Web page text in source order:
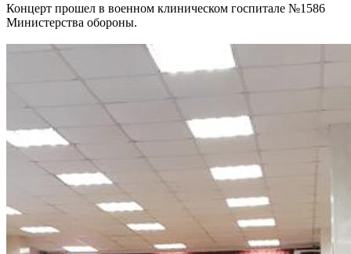
Концерт прошел в военном клиническом госпитале №1586
Министерства обороны.